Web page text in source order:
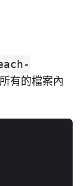
有的檔案內